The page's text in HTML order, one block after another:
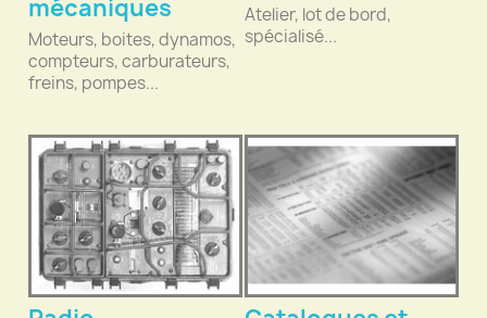
mécaniques
Moteurs, boites, dynamos,
compteurs, carburateurs,
freins, pompes...
Atelier, lot de bord,
spécialisé...